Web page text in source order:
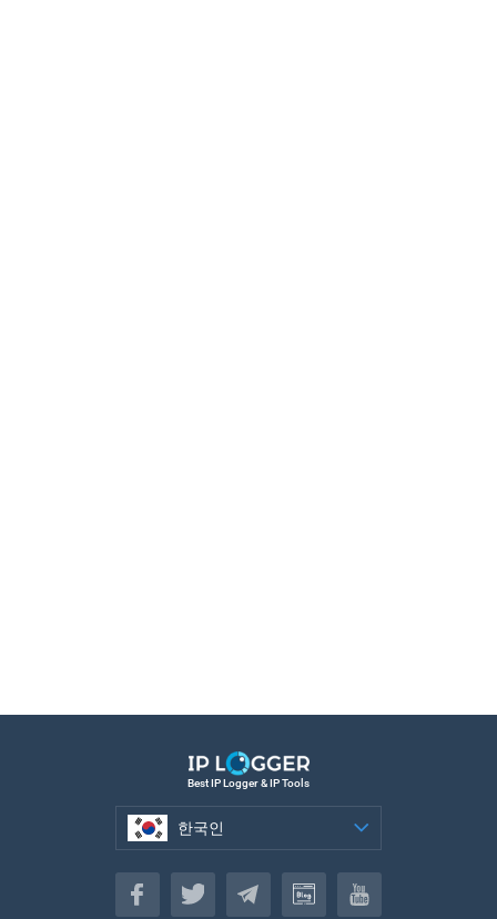
Best IP Logger & IP Tools
한국인
한국인